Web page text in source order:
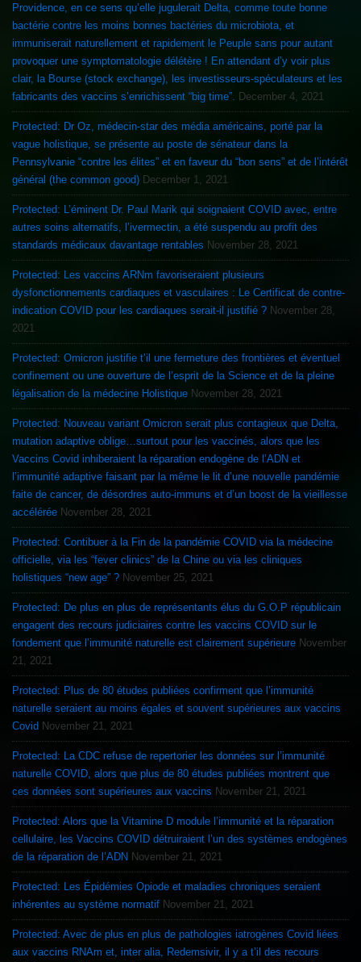
Providence, en ce sens qu’elle jugulerait Delta, comme toute bonne
bactérie contre les moins bonnes bactéries du microbiota, et
immuniserait naturellement et rapidement le Peuple sans pour autant
provoquer une symptomatologie délétère ! En attendant d’y voir plus
clair, la Bourse (stock exchange), les investisseurs-spéculateurs et les
fabricants des vaccins s’enrichissent “big time”. December 4, 2021
Protected: Dr Oz, médecin-star des média américains, porté par la
vague holistique, se présente au poste de sénateur dans la
Pennsylvanie “contre les élites” et en faveur du “bon sens” et de l’intérêt
général (the common good) December 1, 2021
Protected: L’éminent Dr. Paul Marik qui soignaient COVID avec, entre
autres soins alternatifs, l’ivermectin, a été suspendu au profit des
standards médicaux davantage rentables November 28, 2021
Protected: Les vaccins ARNm favoriseraient plusieurs
dysfonctionnements cardiaques et vasculaires : Le Certificat de contre-
indication COVID pour les cardiaques serait-il justifié ? November 28,
2021
Protected: Omicron justifie t’il une fermeture des frontières et éventuel
confinement ou une ouverture de l’esprit de la Science et de la pleine
légalisation de la médecine Holistique November 28, 2021
Protected: Nouveau variant Omicron serait plus contagieux que Delta,
mutation adaptive oblige…surtout pour les vaccinés, alors que les
Vaccins Covid inhiberaient la réparation endogène de l’ADN et
l’immunité adaptive faisant par la même le lit d’une nouvelle pandémie
faite de cancer, de désordres auto-immuns et d’un boost de la vieillesse
accélérée November 28, 2021
Protected: Contibuer à la Fin de la pandémie COVID via la médecine
officielle, via les “fever clinics” de la Chine ou via les cliniques
holistiques “new age” ? November 25, 2021
Protected: De plus en plus de représentants élus du G.O.P républicain
engagent des recours judiciaires contre les vaccins COVID sur le
fondement que l’immunité naturelle est clairement supérieure November
21, 2021
Protected: Plus de 80 études publiées confirment que l’immunité
naturelle seraient au moins égales et souvent supérieures aux vaccins
Covid November 21, 2021
Protected: La CDC refuse de repertorier les données sur l’immunité
naturelle COVID, alors que plus de 80 études publiées montrent que
ces données sont supérieures aux vaccins November 21, 2021
Protected: Alors que la Vitamine D module l’immunité et la réparation
cellulaire, les Vaccins COVID détruiraient l’un des systèmes endogènes
de la réparation de l’ADN November 21, 2021
Protected: Les Épidémies Opiode et maladies chroniques seraient
inhérentes au système normatif November 21, 2021
Protected: Avec de plus en plus de pathologies iatrogènes Covid liées
aux vaccins RNAm et, inter alia, Redemsivir, il y a t’il des recours